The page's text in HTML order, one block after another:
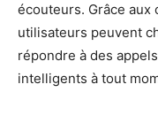
écouteurs. Grâce aux
utilisateurs peuvent
répondre à des
intelligents à tout